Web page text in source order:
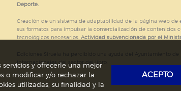
Deporte.
Creación de un sistema de adaptabilidad de la página web de
sus formatos para impulsar la comercialización de contenidos
tecnológicos necesarios. Actividad subvencionada por el
Internacionales del sector del libro.
y ofrecerle una mejor
o modificar y/o rechazar la
utilizadas, su finalidad y la
ACEPTO